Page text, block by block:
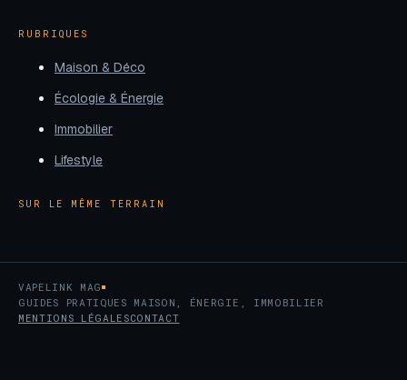
RUBRIQUES
Maison & Déco
Écologie & Énergie
Immobilier
Lifestyle
SUR LE MÊME TERRAIN
VAPELINK MAG
GUIDES PRATIQUES MAISON, ÉNERGIE, IMMOBILIER
MENTIONS LÉGALESCONTACT